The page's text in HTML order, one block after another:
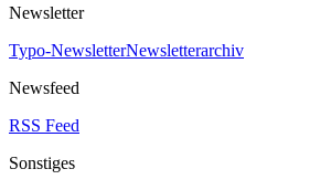
Newsletter
Typo-NewsletterNewsletterarchiv
Newsfeed
RSS Feed
Sonstiges